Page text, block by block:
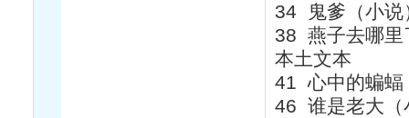
34 鬼爹（小
38 燕子去哪
本土文本
41 心中的蝙
46 谁是老大